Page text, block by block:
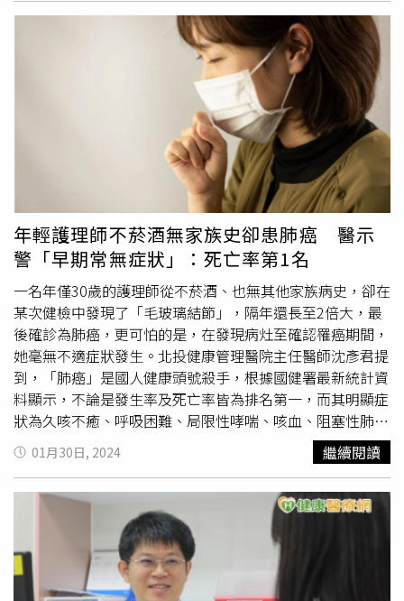
大腸鏡檢查，怎知鏡頭才推進肛門口沒幾公分，「幾乎整片
都是腫瘤癌症，一切片果然是大腸癌。」蕭醫師緊急將他轉
介至醫院進一步治療，很可惜地癌細胞已擴散到整個腹腔，
外科醫師開完刀又關上，表示自己無能為力，而患者在半年
後就過世了。蕭敦仁示警，「看到血便千萬不要以為一定是
痔瘡！」他以該名男子為例，提醒雖說糞便潛血大部分都是
痔瘡，但萬一不是，狀況或許就很嚴重。他呼籲國人不要抱
持僥倖的心態，應謹慎一點即時照大腸鏡，若有狀況，很快
就能揪出病灶。蕭敦仁說明，在台灣，大腸癌曾連續蟬聯15
年為癌症發生人數之首，大腸癌分為0期、第1期至4期，雖
然0期、1期的存活率很高，但當下幾乎是沒有症狀的，很難
發現。一旦出現排便習慣改變，或是不規則腹痛、便秘、無
緣無故貧血「通常都比較後期了」，再次呼籲不要等到有症
狀才檢查。蕭敦仁列出有7大症狀，恐是大腸癌已上身：
一、排便習慣改變。二、不規則腹痛。三、經常腹脹便秘。
四、不明原因貧血。五、大便中有血、有黏液。六、體重減
輕。七、排便排不乾淨。蕭敦仁補充，國民健康署補助50歲
以上至未滿75歲民眾，每2年1次的定量免疫法糞便潛血檢
查，假如糞便潛血呈現陽性，需立刻照大腸鏡，千萬不要以
為「沒症狀」就不在意。「本來檢查就是在沒有症狀時趕緊
檢查，當有問題趕快把早期病灶抓出來，不要等到有這些症
狀才去做，通常比較晚了。」
年輕護理師不菸酒無家族史卻患肺癌 醫示
警「早期常無症狀」：死亡率第1名
一名年僅30歲的護理師從不菸酒、也無其他家族病史，卻在
某次健檢中發現了「毛玻璃結節」，隔年還長至2倍大，最
後確診為肺癌，更可怕的是，在發現病灶至確認罹癌期間，
她毫無不適症狀發生。北投健康管理醫院主任醫師沈彥君提
到，「肺癌」是國人健康頭號殺手，根據國健署最新統計資
料顯示，不論是發生率及死亡率皆為排名第一，而其明顯症
狀為久咳不癒、呼吸困難、局限性哮喘、咳血、阻塞性肺炎
等等，不過若發現有上述明顯症狀才去就醫檢查，並確診為
肺癌時，多半已經是進入到晚期階段。在最近，就有網路傳
言指出，發現「杵狀指」可能代表罹患肺癌，而沈彥君醫師
則解釋，「杵狀指」是肢端末梢肥大的現象，常造成甲床跟
指節的角度變形，其發生原因目前主要認為與「心肺」相關
疾病造成之身體缺氧、「消化系統」疾病有關，所以並非出
現「杵狀指」就一定是罹患肺癌，而是當出現「杵狀指」
時，需多加留意背後原因之一可能就與肺癌有關。沈彥君醫
01月30日, 2024 繼續閱讀